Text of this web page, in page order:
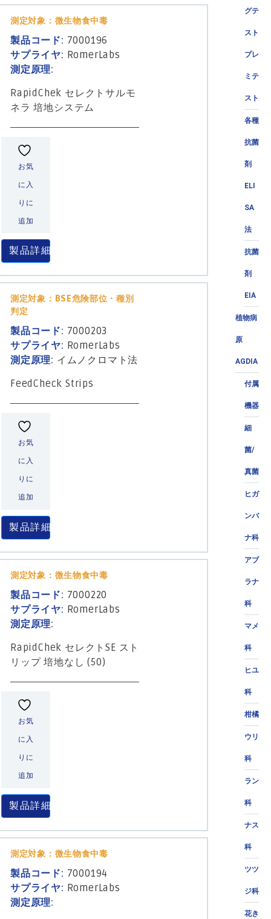
グテ
スト
プレ
ミテ
スト
各種
抗菌
剤
ELI
SA
法
抗菌
剤
EIA
植物病
原
AGDIA
付属
機器
細
菌/
真菌
ヒガ
ンバ
ナ科
アブ
ラナ
科
マメ
科
ヒユ
科
柑橘
ウリ
科
ラン
科
ナス
科
ツツ
ジ科
花き
測定対象：微生物食中毒
製品コード: 7000196
サプライヤ: RomerLabs
測定原理:
RapidChek セレクトサルモ
ネラ 培地システム
お気
に入
りに
追加
製品詳細
測定対象：BSE危険部位・種別
判定
製品コード: 7000203
サプライヤ: RomerLabs
測定原理: イムノクロマト法
FeedCheck Strips
お気
に入
りに
追加
製品詳細
測定対象：微生物食中毒
製品コード: 7000220
サプライヤ: RomerLabs
測定原理:
RapidChek セレクトSE スト
リップ 培地なし (50)
お気
に入
りに
追加
製品詳細
測定対象：微生物食中毒
製品コード: 7000194
サプライヤ: RomerLabs
測定原理: